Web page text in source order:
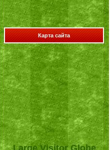
Карта сайта
Large Visitor Globe